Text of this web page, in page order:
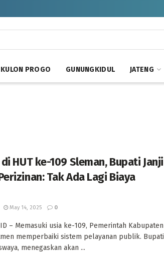
KULON PROGO GUNUNGKIDUL JATENG
HUT ke-109 Sleman, Bupati Janji
Tak Ada Lagi Biaya
May 14, 2025 0
– Memasuki usia ke-109, Pemerintah Kabupaten
memperbaiki sistem pelayanan publik. Bupati
menegaskan akan ...